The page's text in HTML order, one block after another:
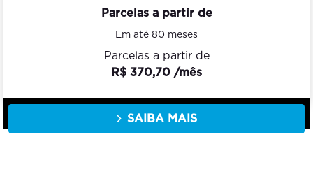
Parcelas a partir de
Em até 80 meses
Parcelas a partir de
R$ 370,70 /mês
SAIBA MAIS